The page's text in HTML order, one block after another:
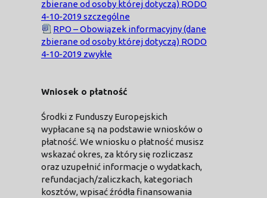
zbierane od osoby której dotyczą) RODO
4-10-2019 szczególne
RPO – Obowiązek informacyjny (dane
zbierane od osoby której dotyczą) RODO
4-10-2019 zwykłe
Wniosek o płatność
Środki z Funduszy Europejskich
wypłacane są na podstawie wniosków o
płatność. We wniosku o płatność musisz
wskazać okres, za który się rozliczasz
oraz uzupełnić informacje o wydatkach,
refundacjach/zaliczkach, kategoriach
kosztów, wpisać źródła finansowania